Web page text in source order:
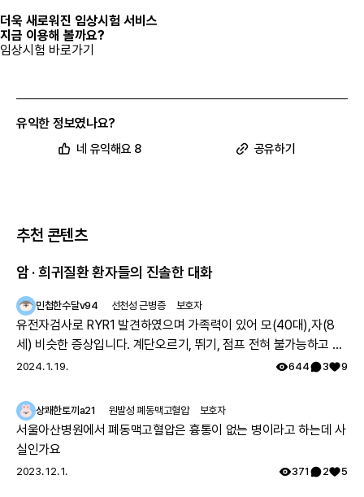
더욱 새로워진 임상시험 서비스
지금 이용해 볼까요?
임상시험 바로가기
유익한 정보였나요?
네 유익해요 8 공유하기
추천 콘텐츠
암 · 희귀질환 환자들의 진솔한 대화
민첩한수달v94 선천성 근병증 보호자
유전자검사로 RYR1 발견하였으며 가족력이 있어 모(40대),자(8
세) 비슷한 증상입니다. 계단오르기, 뛰기, 점프 전혀 불가능하고 전
체적으로 몸의 힘이 부족하지만 위의 불가능한점을 빼고는 힘들지
를 보았으나 그당시에는 아킬레스건이 짧아서 그런거라고 운동 열
심히 하라는 답을 듣고 쭉 지내다가 출산후 첫째아이도 같은 증상으
로 서울대병원 방문하여 근육병의심으로 여러 검사를 하였으나 정
은 케이스가 있나 알아보기로 하고 주기적으로 외래만 다녔습니다.
2024. 1. 19. 644 3 9
상쾌한토끼a21 원발성 폐동맥고혈압 보호자
서울아산병원에서 폐동맥고혈압은 흉통이 없는 병이라고 하는데 사
실인가요
2023. 12. 1. 371 2 5